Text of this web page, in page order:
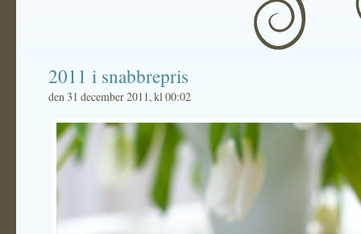
2011 i snabbrepris
den 31 december 2011, kl 00:02